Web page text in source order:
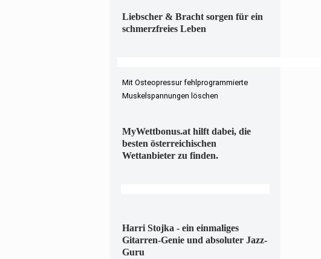
Liebscher & Bracht sorgen für ein
schmerzfreies Leben
Mit Osteopressur fehlprogrammierte
Muskelspannungen löschen
MyWettbonus.at hilft dabei, die
besten österreichischen
Wettanbieter zu finden.
Harri Stojka - ein einmaliges
Gitarren-Genie und absoluter Jazz-
Guru